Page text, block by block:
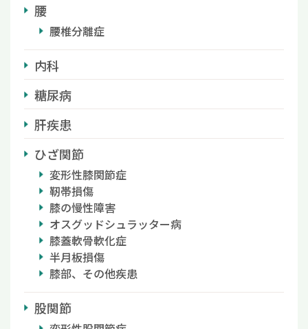
腰
腰椎分離症
内科
糖尿病
肝疾患
ひざ関節
変形性膝関節症
靭帯損傷
膝の慢性障害
オスグッドシュラッター病
膝蓋軟骨軟化症
半月板損傷
膝部、その他疾患
股関節